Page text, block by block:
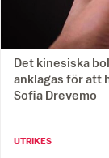
Det kinesiska
anklagas för att
Sofia Drevemo
UTRIKES